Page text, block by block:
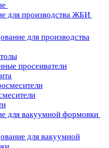
для производства ЖБИ
для производства
просеиватели
для вакуумной формовки
для вакуумной